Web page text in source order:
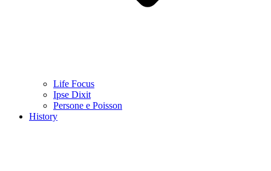
Life Focus
Ipse Dixit
Persone e Poisson
History